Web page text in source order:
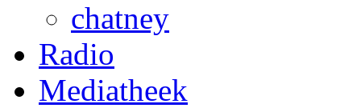
chatney
Radio
Mediatheek